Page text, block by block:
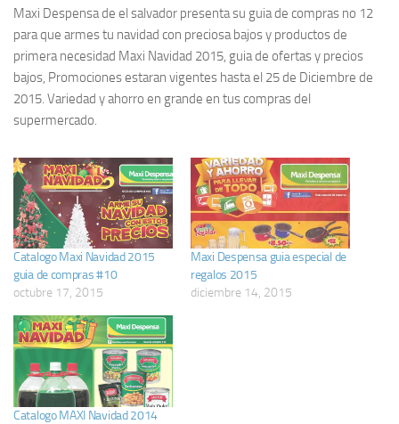
Maxi Despensa de el salvador presenta su guia de compras no 12
para que armes tu navidad con preciosa bajos y productos de
primera necesidad Maxi Navidad 2015, guia de ofertas y precios
bajos, Promociones estaran vigentes hasta el 25 de Diciembre de
2015. Variedad y ahorro en grande en tus compras del
supermercado.
Catalogo Maxi Navidad 2015
guia de compras #10
octubre 17, 2015
Maxi Despensa guia especial de
regalos 2015
diciembre 14, 2015
Catalogo MAXI Navidad 2014